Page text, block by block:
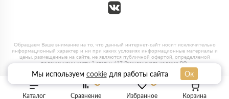
Каталог Избранное
Сравнение Корзина
Мы используем cookieдля работы сайта Ок